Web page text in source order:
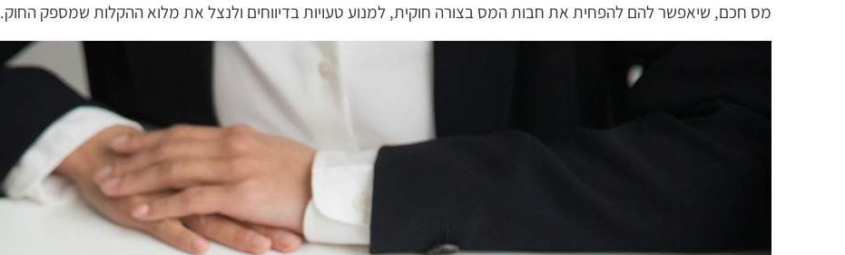
מס חכם, שיאפשר להם להפחית את חבות המס בצורה חוקית, למנוע טעויות בדיווחים ולנצל את מלוא ההקלות שמספק החוק.